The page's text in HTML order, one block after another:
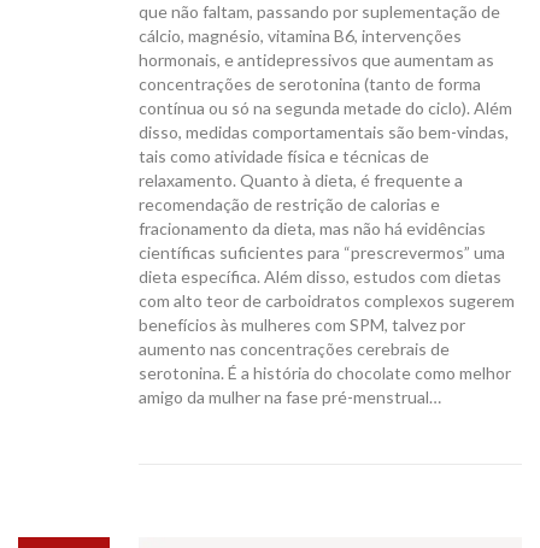
que não faltam, passando por suplementação de
cálcio, magnésio, vitamina B6, intervenções
hormonais, e antidepressivos que aumentam as
concentrações de serotonina (tanto de forma
contínua ou só na segunda metade do ciclo). Além
disso, medidas comportamentais são bem-vindas,
tais como atividade física e técnicas de
relaxamento. Quanto à dieta, é frequente a
recomendação de restrição de calorias e
fracionamento da dieta, mas não há evidências
científicas suficientes para “prescrevermos” uma
dieta específica. Além disso, estudos com dietas
com alto teor de carboidratos complexos sugerem
benefícios às mulheres com SPM, talvez por
aumento nas concentrações cerebrais de
serotonina. É a história do chocolate como melhor
amigo da mulher na fase pré-menstrual…